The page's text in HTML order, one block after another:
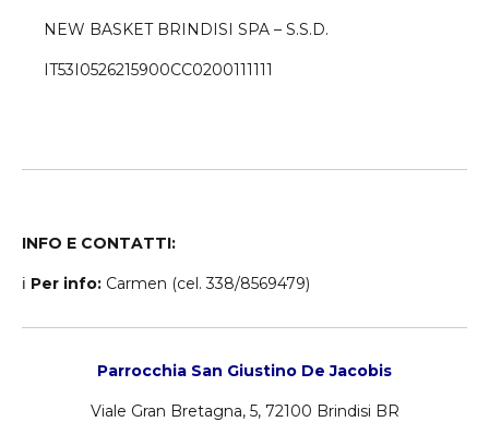
NEW BASKET BRINDISI SPA – S.S.D.
IT53I0526215900CC0200111111
INFO E CONTATTI:
ℹ Per info: Carmen (cel. 338/8569479)
Parrocchia San Giustino De Jacobis
Viale Gran Bretagna, 5, 72100 Brindisi BR